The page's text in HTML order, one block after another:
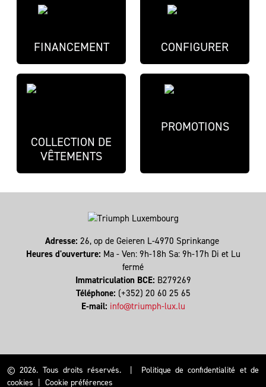
FINANCEMENT CONFIGURER
COLLECTION DE
VÊTEMENTS
PROMOTIONS
Adresse: 26, op de Geieren L-4970 Sprinkange
Heures d'ouverture: Ma - Ven: 9h-18h Sa: 9h-17h Di et Lu
fermé
Immatriculation BCE: B279269
Téléphone: (+352) 20 60 25 65
E-mail: info@triumph-lux.lu
© 2026. Tous droits réservés.
Politique de confidentialité et de
cookies
Cookie préférences